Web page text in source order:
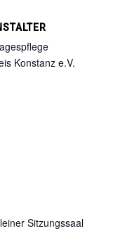
Sitzungssaal
Konstanz e.V.